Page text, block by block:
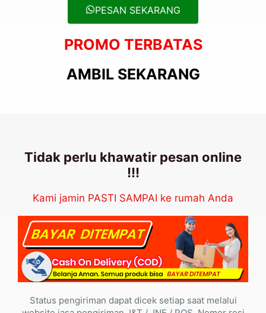
PESAN SEKARANG
PROMO TERBATAS
AMBIL SEKARANG
Tidak perlu khawatir pesan online
!!!
Kami jamin PASTI SAMPAI ke rumah Anda
Status pengiriman dapat dicek setiap saat melalui